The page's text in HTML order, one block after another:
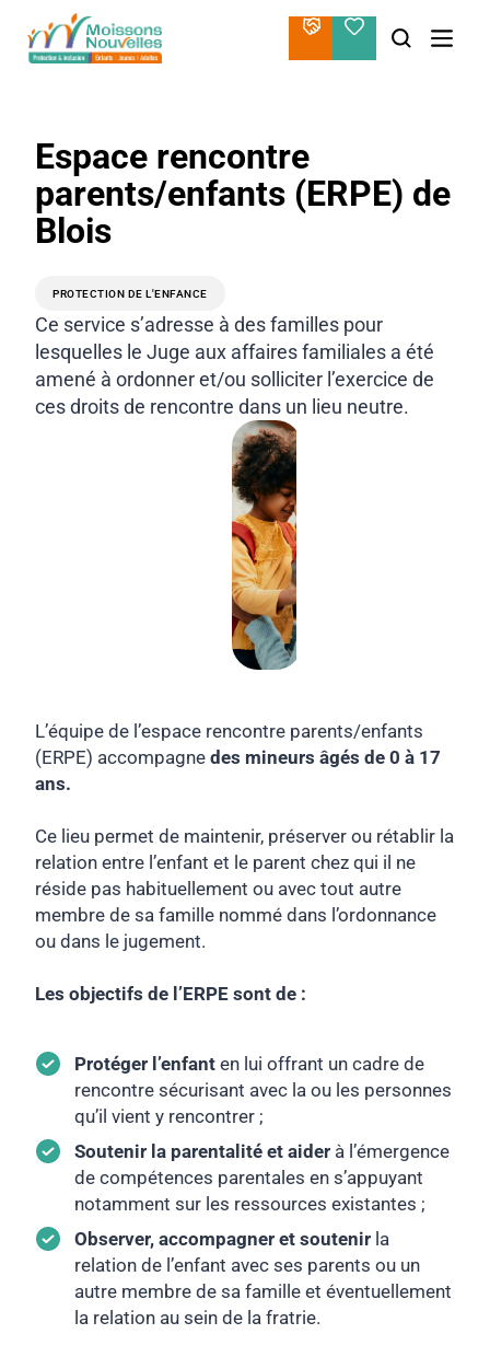
contenu
Espace rencontre
parents/enfants (ERPE) de
Blois
PROTECTION DE L'ENFANCE
Ce service s’adresse à des familles pour
lesquelles le Juge aux affaires familiales a été
amené à ordonner et/ou solliciter l’exercice de
ces droits de rencontre dans un lieu neutre.
L’équipe de l’espace rencontre parents/enfants
(ERPE) accompagne des mineurs âgés de 0 à 17
ans.
Ce lieu permet de maintenir, préserver ou rétablir la
relation entre l’enfant et le parent chez qui il ne
réside pas habituellement ou avec tout autre
membre de sa famille nommé dans l’ordonnance
ou dans le jugement.
Les objectifs de l’ERPE sont de :
Protéger l’enfant en lui offrant un cadre de
rencontre sécurisant avec la ou les personnes
qu’il vient y rencontrer ;
Soutenir la parentalité et aiderà l’émergence
de compétences parentales en s’appuyant
notamment sur les ressources existantes ;
Observer, accompagner et soutenirla
relation de l’enfant avec ses parents ou un
autre membre de sa famille et éventuellement
la relation au sein de la fratrie.